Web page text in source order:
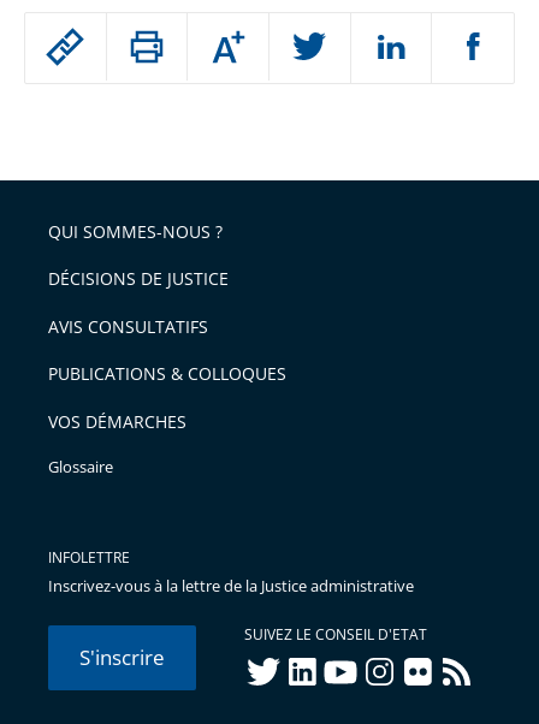
Passer
arriver
après
Augmenter
ou
l'article
pour
avant
QUI SOMMES-NOUS ?
DÉCISIONS DE JUSTICE
AVIS CONSULTATIFS
PUBLICATIONS & COLLOQUES
VOS DÉMARCHES
Glossaire
INFOLETTRE
Inscrivez-vous à la lettre de la Justice administrative
S'inscrire
SUIVEZ LE CONSEIL D'ETAT
twitterlinkedInyoutubeinstagram
flickr rss